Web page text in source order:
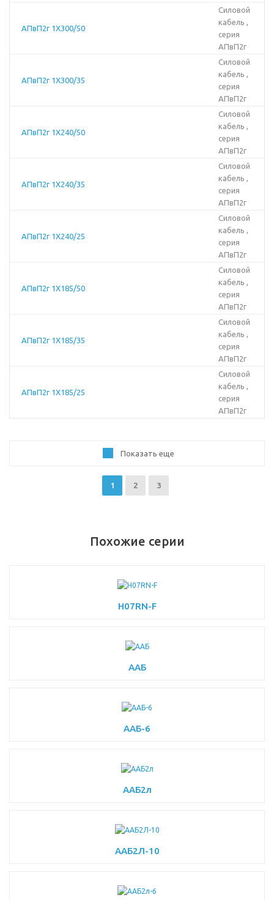
АПвП2г 1Х300/50
Силовой
кабель ,
серия
АПвП2г
АПвП2г 1Х300/35
Силовой
кабель ,
серия
АПвП2г
АПвП2г 1Х240/50
Силовой
кабель ,
серия
АПвП2г
АПвП2г 1Х240/35
Силовой
кабель ,
серия
АПвП2г
АПвП2г 1Х240/25
Силовой
кабель ,
серия
АПвП2г
АПвП2г 1Х185/50
Силовой
кабель ,
серия
АПвП2г
АПвП2г 1Х185/35
Силовой
кабель ,
серия
АПвП2г
АПвП2г 1Х185/25
Силовой
кабель ,
серия
АПвП2г
Показать еще
1 2 3
Похожие серии
H07RN-F
ААБ
ААБ-6
ААБ2л
ААБ2Л-10